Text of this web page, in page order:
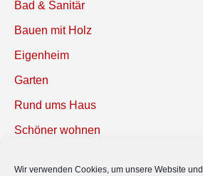
Wir verwenden Cookies, um unsere Website
Bad & Sanitär
Bauen mit Holz
Eigenheim
Garten
Rund ums Haus
Schöner wohnen